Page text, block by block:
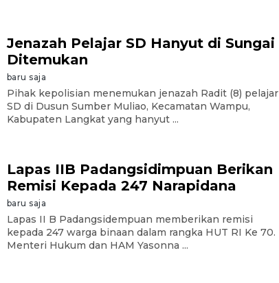
Jenazah Pelajar SD Hanyut di Sungai
Ditemukan
baru saja
Pihak kepolisian menemukan jenazah Radit (8) pelajar
SD di Dusun Sumber Muliao, Kecamatan Wampu,
Kabupaten Langkat yang hanyut ...
Lapas IIB Padangsidimpuan Berikan
Remisi Kepada 247 Narapidana
baru saja
Lapas II B Padangsidempuan memberikan remisi
kepada 247 warga binaan dalam rangka HUT RI Ke 70.
Menteri Hukum dan HAM Yasonna ...